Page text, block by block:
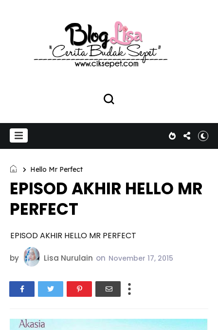
Hello Mr Perfect
EPISOD AKHIR HELLO MR
PERFECT
EPISOD AKHIR HELLO MR PERFECT
by Lisa Nurulain on November 17, 2015